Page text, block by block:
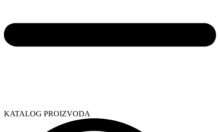
KATALOG PROIZVODA